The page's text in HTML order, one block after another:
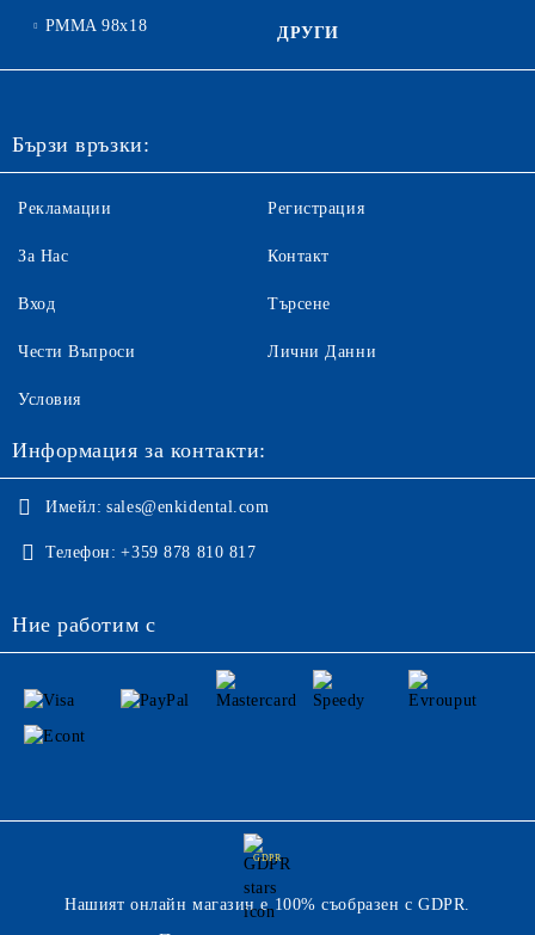
PMMA 98x18 ДРУГИ
Бързи връзки:
Рекламации
За Нас
Вход
Чести Въпроси
Регистрация
Контакт
Търсене
Лични Данни
Условия
Информация за контакти:
Имейл: sales@enkidental.com
Телефон: +359 878 810 817
Ние работим с
GDPR
Нашият онлайн магазин е 100% съобразен с GDPR.